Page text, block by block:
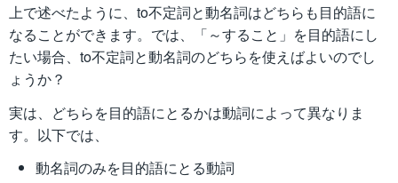
上で述べたように、to不定詞と動名詞はどちらも目的語に
なることができます。では、「～すること」を目的語にし
たい場合、to不定詞と動名詞のどちらを使えばよいのでし
ょうか？
実は、どちらを目的語にとるかは動詞によって異なりま
す。以下では、
動名詞のみを目的語にとる動詞